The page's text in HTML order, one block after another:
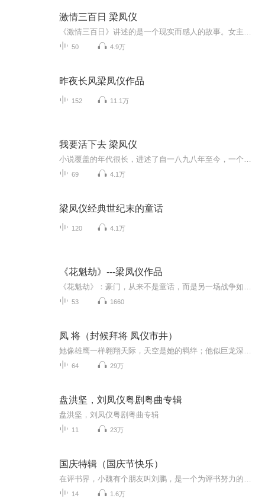
激情三百日 梁凤仪
50 4.9万
昨夜长风梁凤仪作品
152 11.1万
我要活下去 梁凤仪
69 4.1万
梁凤仪经典世纪末的童话
120 4.1万
《花魁劫》---梁凤仪作品
53 1660
凤 将（封候拜将 凤仪市井）
64 29万
盘洪坚，刘凤仪粤剧粤曲专辑
盘洪坚，刘凤仪粤剧粤曲专辑
11 23万
国庆特辑（国庆节快乐）
14 1.6万